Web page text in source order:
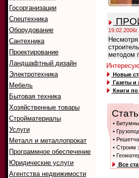
19.02.2006г.
методом
Новые
Газеты и
Книги по
•
•
•
• Строим
•
Все
Госорганизации
Спецтехника
Оборудование
Сантехника
Проектирование
Ландшафтный дизайн
Электротехника
Мебель
Бытовая техника
Хозяйственные товары
Стройматериалы
Услуги
Металл и металлопрокат
Программное обеспечение
Юридические услуги
Агентства недвижимости